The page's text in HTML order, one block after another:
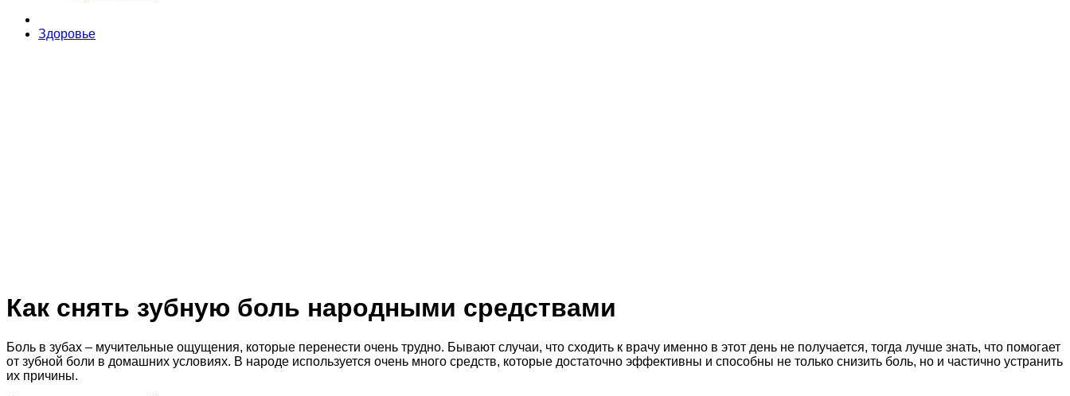
Здоровье
Как снять зубную боль народными средствами
Боль в зубах – мучительные ощущения, которые перенести очень трудно. Бывают случаи, что сходить к врачу именно в этот день не получается, тогда лучше знать, что помогает
от зубной боли в домашних условиях. В народе используется очень много средств, которые достаточно эффективны и способны не только снизить боль, но и частично устранить
их причины.